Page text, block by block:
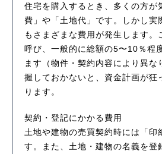
住宅を購入するとき、多くの方が
費」や「土地代」です。しかし実
もさまざまな費用が発生します。
呼び、一般的に総額の5〜10％程
ます（物件・契約内容により異な
握しておかないと、資金計画が狂
ります。
契約・登記にかかる費用
土地や建物の売買契約時には「印
す。また、土地・建物の名義を登